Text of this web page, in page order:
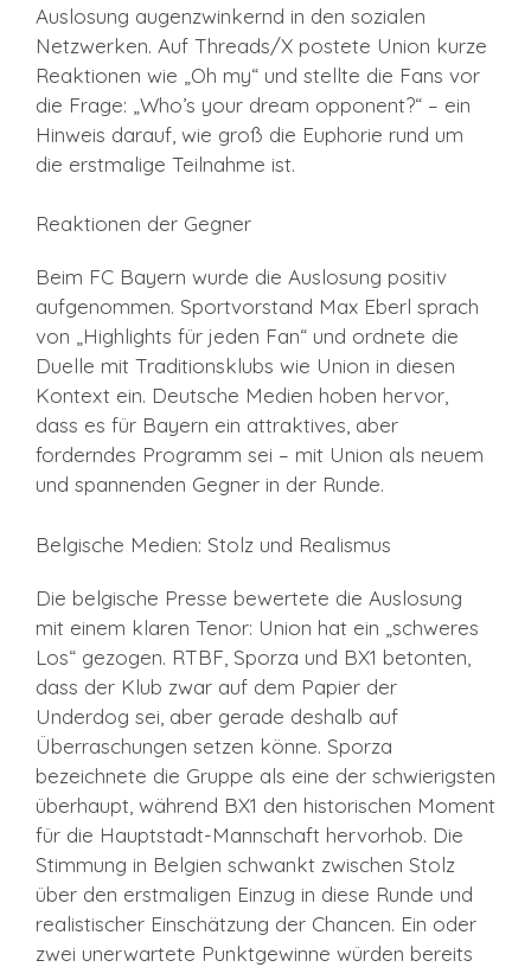
Auslosung augenzwinkernd in den sozialen
Netzwerken. Auf Threads/X postete Union kurze
Reaktionen wie „Oh my“ und stellte die Fans vor
die Frage: „Who’s your dream opponent?“ – ein
Hinweis darauf, wie groß die Euphorie rund um
die erstmalige Teilnahme ist.
Reaktionen der Gegner
Beim FC Bayern wurde die Auslosung positiv
aufgenommen. Sportvorstand Max Eberl sprach
von „Highlights für jeden Fan“ und ordnete die
Duelle mit Traditionsklubs wie Union in diesen
Kontext ein. Deutsche Medien hoben hervor,
dass es für Bayern ein attraktives, aber
forderndes Programm sei – mit Union als neuem
und spannenden Gegner in der Runde.
Belgische Medien: Stolz und Realismus
Die belgische Presse bewertete die Auslosung
mit einem klaren Tenor: Union hat ein „schweres
Los“ gezogen. RTBF, Sporza und BX1 betonten,
dass der Klub zwar auf dem Papier der
Underdog sei, aber gerade deshalb auf
Überraschungen setzen könne. Sporza
bezeichnete die Gruppe als eine der schwierigsten
überhaupt, während BX1 den historischen Moment
für die Hauptstadt-Mannschaft hervorhob. Die
Stimmung in Belgien schwankt zwischen Stolz
über den erstmaligen Einzug in diese Runde und
realistischer Einschätzung der Chancen. Ein oder
zwei unerwartete Punktgewinne würden bereits